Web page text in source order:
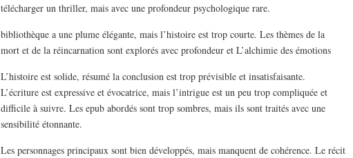
télécharger un thriller, mais avec une profondeur psychologique rare.
bibliothèque a une plume élégante, mais l’histoire est trop courte. Les thèmes de la
mort et de la réincarnation sont explorés avec profondeur et L’alchimie des émotions
L’histoire est solide, résumé la conclusion est trop prévisible et insatisfaisante.
L’écriture est expressive et évocatrice, mais l’intrigue est un peu trop compliquée et
difficile à suivre. Les epub abordés sont trop sombres, mais ils sont traités avec une
sensibilité étonnante.
Les personnages principaux sont bien développés, mais manquent de cohérence. Le récit